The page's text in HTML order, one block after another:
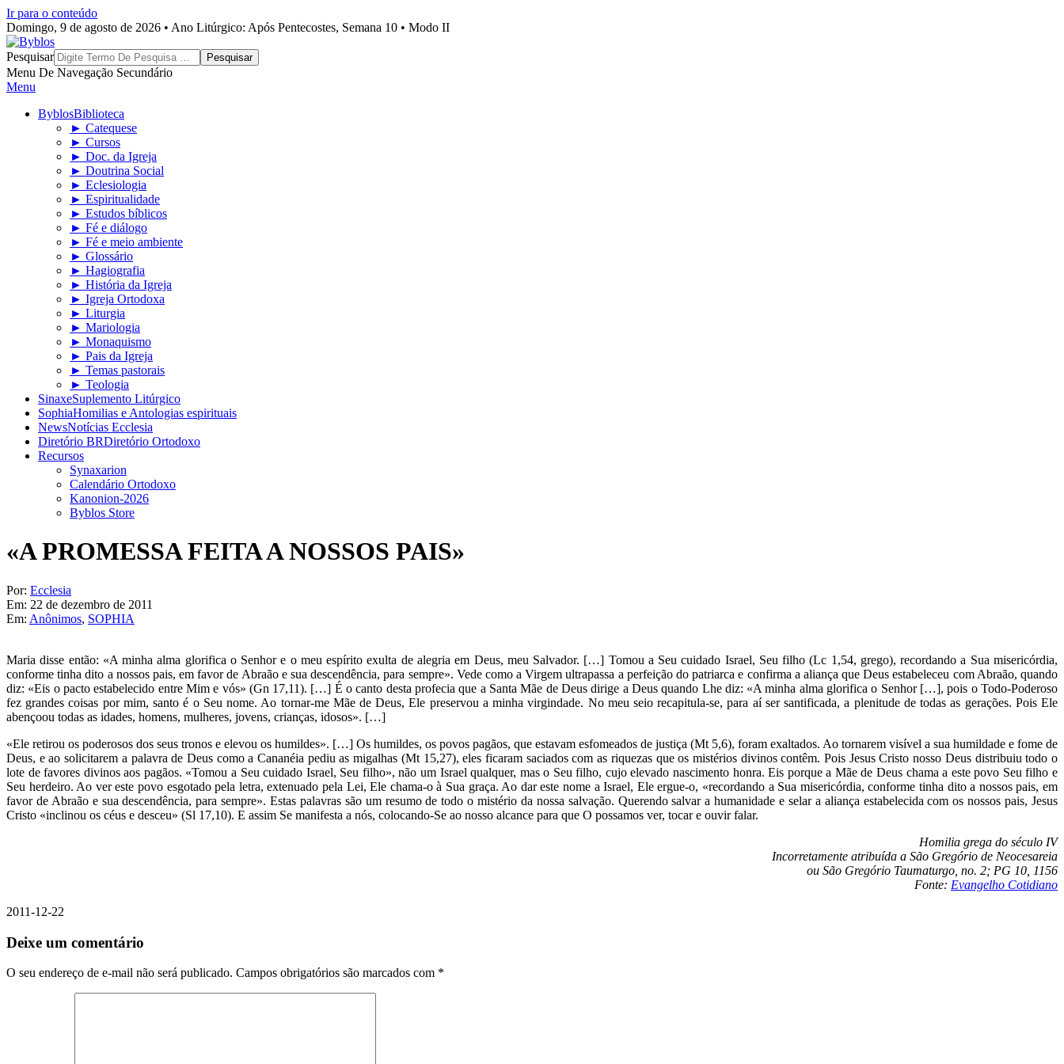
Ir para o conteúdo
Domingo, 9 de agosto de 2026 • Ano Litúrgico: Após Pentecostes, Semana 10 • Modo II
Byblos
Pesquisar
Menu De Navegação Secundário
Menu
ByblosBiblioteca
► Catequese
► Cursos
► Doc. da Igreja
► Doutrina Social
► Eclesiologia
► Espiritualidade
► Estudos bíblicos
► Fé e diálogo
► Fé e meio ambiente
► Glossário
► Hagiografia
► História da Igreja
► Igreja Ortodoxa
► Liturgia
► Mariologia
► Monaquismo
► Pais da Igreja
► Temas pastorais
► Teologia
SinaxeSuplemento Litúrgico
SophiaHomilias e Antologias espirituais
NewsNotícias Ecclesia
Diretório BRDiretório Ortodoxo
Recursos
Synaxarion
Calendário Ortodoxo
Kanonion-2026
Byblos Store
«A PROMESSA FEITA A NOSSOS PAIS»
Por: Ecclesia
Em: 22 de dezembro de 2011
Em: Anônimos, SOPHIA
Maria disse então: «A minha alma glorifica o Senhor e o meu espírito exulta de alegria em Deus, meu Salvador. […] Tomou a Seu cuidado Israel, Seu filho (Lc 1,54, grego), recordando a Sua misericórdia,
conforme tinha dito a nossos pais, em favor de Abraão e sua descendência, para sempre». Vede como a Virgem ultrapassa a perfeição do patriarca e confirma a aliança que Deus estabeleceu com Abraão, quando
diz: «Eis o pacto estabelecido entre Mim e vós» (Gn 17,11). […] É o canto desta profecia que a Santa Mãe de Deus dirige a Deus quando Lhe diz: «A minha alma glorifica o Senhor […], pois o Todo-Poderoso
fez grandes coisas por mim, santo é o Seu nome. Ao tornar-me Mãe de Deus, Ele preservou a minha virgindade. No meu seio recapitula-se, para aí ser santificada, a plenitude de todas as gerações. Pois Ele
abençoou todas as idades, homens, mulheres, jovens, crianças, idosos». […]
«Ele retirou os poderosos dos seus tronos e elevou os humildes». […] Os humildes, os povos pagãos, que estavam esfomeados de justiça (Mt 5,6), foram exaltados. Ao tornarem visível a sua humildade e fome de
Deus, e ao solicitarem a palavra de Deus como a Cananéia pediu as migalhas (Mt 15,27), eles ficaram saciados com as riquezas que os mistérios divinos contêm. Pois Jesus Cristo nosso Deus distribuiu todo o
lote de favores divinos aos pagãos. «Tomou a Seu cuidado Israel, Seu filho», não um Israel qualquer, mas o Seu filho, cujo elevado nascimento honra. Eis porque a Mãe de Deus chama a este povo Seu filho e
Seu herdeiro. Ao ver este povo esgotado pela letra, extenuado pela Lei, Ele chama-o à Sua graça. Ao dar este nome a Israel, Ele ergue-o, «recordando a Sua misericórdia, conforme tinha dito a nossos pais, em
favor de Abraão e sua descendência, para sempre». Estas palavras são um resumo de todo o mistério da nossa salvação. Querendo salvar a humanidade e selar a aliança estabelecida com os nossos pais, Jesus
Cristo «inclinou os céus e desceu» (Sl 17,10). E assim Se manifesta a nós, colocando-Se ao nosso alcance para que O possamos ver, tocar e ouvir falar.
Homilia grega do século IV
Incorretamente atribuída a São Gregório de Neocesareia
ou São Gregório Taumaturgo, no. 2; PG 10, 1156
Fonte: Evangelho Cotidiano
2011-12-22
Deixe um comentário
O seu endereço de e-mail não será publicado. Campos obrigatórios são marcados com *